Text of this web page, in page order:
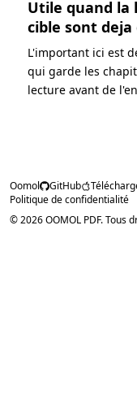
Utile quand la
cible sont
L'important ici est
qui garde les
lecture avant de
Oomol GitHub
Politique de confidentialité
© 2026 OOMOL PDF. Tous